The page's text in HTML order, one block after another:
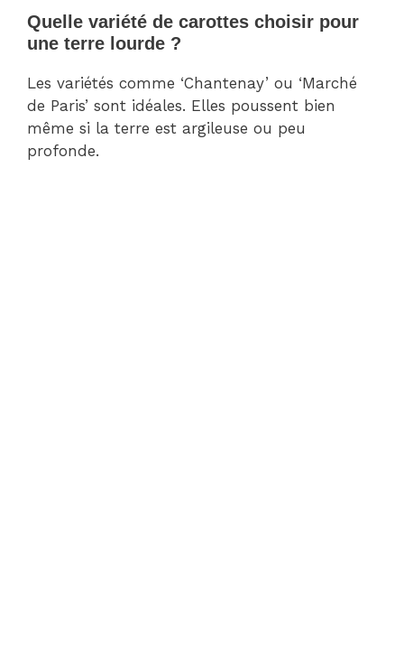
Quelle variété de carottes choisir pour
une terre lourde ?
Les variétés comme ‘Chantenay’ ou ‘Marché
de Paris’ sont idéales. Elles poussent bien
même si la terre est argileuse ou peu
profonde.